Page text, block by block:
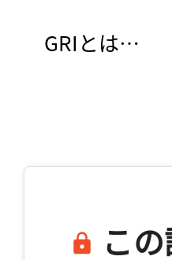
GRIとは…
こ